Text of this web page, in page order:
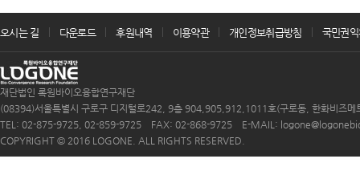
오시는 길 다운로드 후원내역 이용약관 개인정보취급방침 국민권
재단법인 록원바이오융합연구재단
(08394)서울특별시 구로구 디지털로242, 9층 904,905,912,1011호(구로동, 한화비즈메
TEL: 02-875-9725, 02-859-9725 FAX: 02-868-9725 E-MAIL:
COPYRIGHT © 2016 LOGONE. ALL RIGHTS RESERVED.